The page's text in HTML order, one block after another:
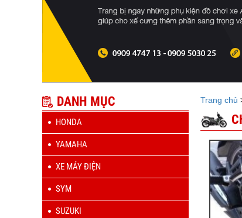
DANH MỤC
HONDA
YAMAHA
XE MÁY ĐIỆN
SYM
SUZUKI
Trang chủ